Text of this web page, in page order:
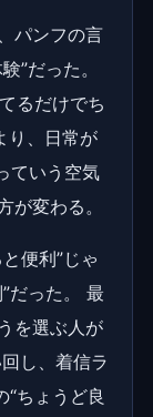
パンフの言
”だった。
るだけでち
り、日常が
ていう空気
が変わる。
便利”じゃ
だった。 最
を選ぶ人が
し、着信ラ
“ちょうど良